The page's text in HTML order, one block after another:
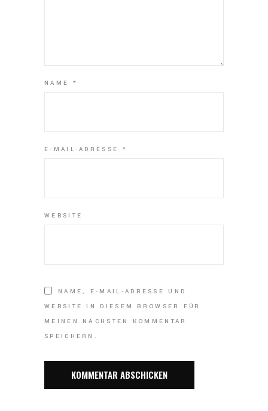
NAME *
E-MAIL-ADRESSE *
WEBSITE
NAME, E-MAIL-ADRESSE UND
WEBSITE IN DIESEM BROWSER FÜR
MEINEN NÄCHSTEN KOMMENTAR
SPEICHERN.